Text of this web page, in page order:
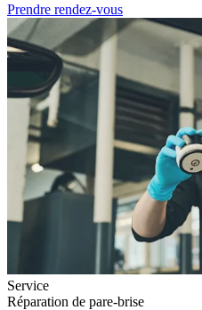
Prendre rendez-vous
Service
Réparation de pare-brise